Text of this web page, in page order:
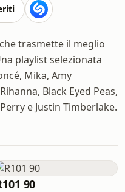
trasmette il meglio
playlist selezionata
Mika, Amy
Black Eyed Peas,
e Justin Timberlake.
90